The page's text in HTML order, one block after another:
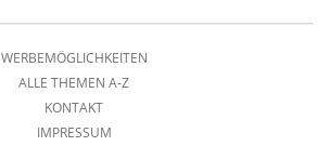
WERBEMÖGLICHKEITEN
ALLE THEMEN A-Z
KONTAKT
IMPRESSUM